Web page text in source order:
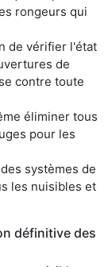
rongeurs qui
de vérifier l'état
de
contre toute
éliminer tous
pour les
systèmes de
les nuisibles et
définitive des